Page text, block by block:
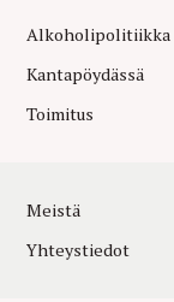
Alkoholipolitiikka
Kantapöydässä
Toimitus
Meistä
Yhteystiedot